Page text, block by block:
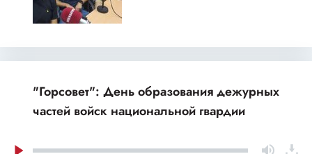
"Горсовет": День образования дежурных
частей войск национальной гвардии